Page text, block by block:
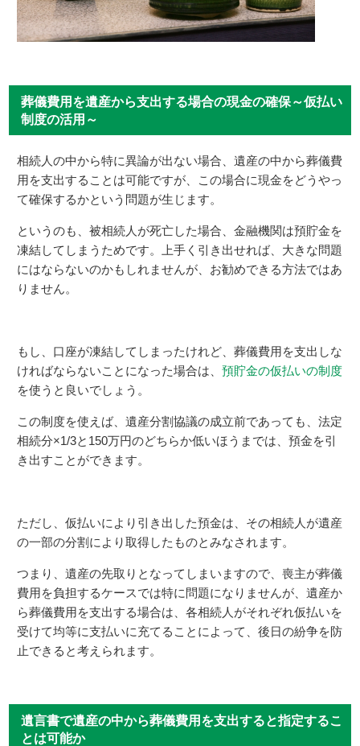
葬儀費用を遺産から支出する場合の現金の確保～仮払い
制度の活用～
相続人の中から特に異論が出ない場合、遺産の中から葬儀費
用を支出することは可能ですが、この場合に現金をどうやっ
て確保するかという問題が生じます。
というのも、被相続人が死亡した場合、金融機関は預貯金を
凍結してしまうためです。上手く引き出せれば、大きな問題
にはならないのかもしれませんが、お勧めできる方法ではあ
りません。
もし、口座が凍結してしまったけれど、葬儀費用を支出しな
ければならないことになった場合は、預貯金の仮払いの制度
を使うと良いでしょう。
この制度を使えば、遺産分割協議の成立前であっても、法定
相続分×1/3と150万円のどちらか低いほうまでは、預金を引
き出すことができます。
ただし、仮払いにより引き出した預金は、その相続人が遺産
の一部の分割により取得したものとみなされます。
つまり、遺産の先取りとなってしまいますので、喪主が葬儀
費用を負担するケースでは特に問題になりませんが、遺産か
ら葬儀費用を支出する場合は、各相続人がそれぞれ仮払いを
受けて均等に支払いに充てることによって、後日の紛争を防
止できると考えられます。
遺言書で遺産の中から葬儀費用を支出すると指定するこ
とは可能か